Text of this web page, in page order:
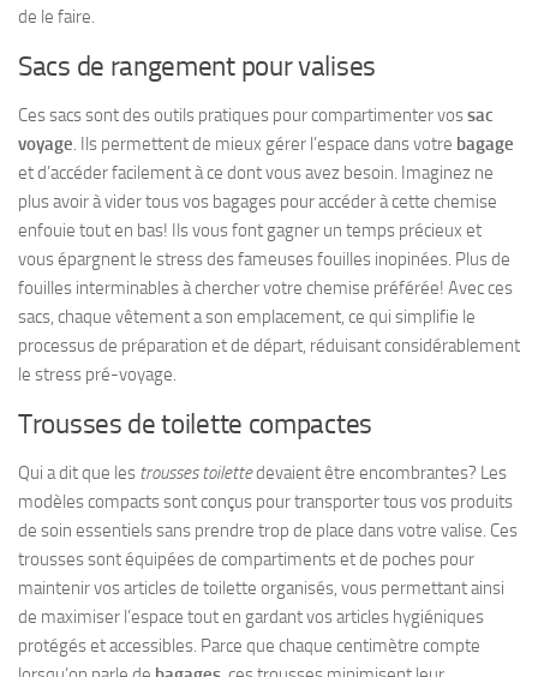
de le faire.
Sacs de rangement pour valises
Ces sacs sont des outils pratiques pour compartimenter vossac
voyage. Ils permettent de mieux gérer l’espace dans votre bagage
et d’accéder facilement à ce dont vous avez besoin. Imaginez ne
plus avoir à vider tous vos bagages pour accéder à cette chemise
enfouie tout en bas! Ils vous font gagner un temps précieux et
vous épargnent le stress des fameuses fouilles inopinées. Plus de
fouilles interminables à chercher votre chemise préférée! Avec ces
sacs, chaque vêtement a son emplacement, ce qui simplifie le
processus de préparation et de départ, réduisant considérablement
le stress pré-voyage.
Trousses de toilette compactes
Qui a dit que les trousses toilettedevaient être encombrantes? Les
modèles compacts sont conçus pour transporter tous vos produits
de soin essentiels sans prendre trop de place dans votre valise. Ces
trousses sont équipées de compartiments et de poches pour
maintenir vos articles de toilette organisés, vous permettant ainsi
de maximiser l’espace tout en gardant vos articles hygiéniques
protégés et accessibles. Parce que chaque centimètre compte